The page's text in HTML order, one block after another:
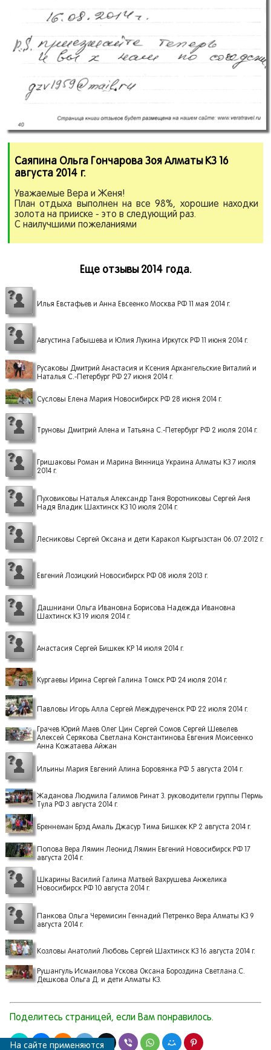
На сайте применяются
Саяпина Ольга Гончарова Зоя Алматы КЗ 16
августа 2014 г.
Уважаемые Вера и Женя!
План отдыха выполнен на все 98%, хорошие находки
золота на прииске - это в следующий раз.
С наилучшими пожеланиями
Еще отзывы 2014 года.
Илья Евстафьев и Анна Евсеенко Москва РФ 11 мая 2014 г.
Августина Габышева и Юлия Лукина Иркутск РФ 11 июня 2014 г.
Русаковы Дмитрий Анастасия и Ксения Архангельские Виталий и
Наталья С.-Петербург РФ 27 июня 2014 г.
Сусловы Елена Мария Новосибирск РФ 28 июня 2014 г.
Труновы Дмитрий Алена и Татьяна С.-Петербург РФ 2 июля 2014 г.
Гришаковы Роман и Марина Винница Украина Алматы КЗ 7 июля
2014 г.
Пуховиковы Наталья Александр Таня Воротниковы Сергей Аня
Надя Владик Шахтинск КЗ 10 июля 2014 г.
Лесниковы Сергей Оксана и дети Каракол Кыргызстан 06.07.2012 г.
Евгений Лозицкий Новосибирск РФ 08 июля 2013 г.
Дашниани Ольга Ивановна Борисова Надежда Ивановна
Шахтинск КЗ 19 июля 2014 г.
Анастасия Сергей Бишкек КР 14 июля 2014 г.
Кургаевы Ирина Сергей Галина Томск РФ 24 июля 2014 г.
Павловы Игорь Алла Сергей Междуреченск РФ 22 июля 2014 г.
Грачев Юрий Маев Олег Цин Сергей Сомов Сергей Шевелев
Алексей Серякова Светлана Константинова Евгения Моисеенко
Анна Кожатаева Айжан
Ильины Мария Евгений Алина Боровянка РФ 5 августа 2014 г.
Жаданова Людмила Галимов Ринат З. руководители группы Пермь
Тула РФ 3 августа 2014 г.
Бреннеман Брэд Амаль Джасур Тима Бишкек КР 2 августа 2014 г.
Попова Вера Лямин Леонид Лямин Евгений Новосибирск РФ 17
августа 2014 г.
Шкарины Василий Галина Матвей Вахрушева Анжелика
Новосибирск РФ 10 августа 2014 г.
Панкова Ольга Черемисин Геннадий Петренко Вера Алматы КЗ 9
августа 2014 г.
Козловы Анатолий Любовь Сергей Шахтинск КЗ 16 августа 2014 г.
Рушангуль Исмаилова Ускова Оксана Бороздина Светлана.С.
Дешкова Ольга Д. и дети Алматы КЗ.
Поделитесь страницей, если Вам понравилось.